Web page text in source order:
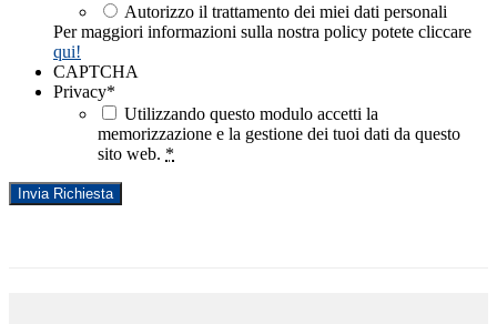
Autorizzo il trattamento dei miei dati personali
Per maggiori informazioni sulla nostra policy potete cliccare
qui!
CAPTCHA
Privacy*
Utilizzando questo modulo accetti la
memorizzazione e la gestione dei tuoi dati da questo
sito web. *